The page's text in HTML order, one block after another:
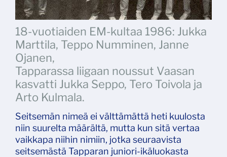
18-vuotiaiden EM-kultaa 1986: Jukka
Marttila, Teppo Numminen, Janne
Ojanen,
Tapparassa liigaan noussut Vaasan
kasvatti Jukka Seppo, Tero Toivola ja
Arto Kulmala.
Seitsemän nimeä ei välttämättä heti kuulosta
niin suurelta määrältä, mutta kun sitä vertaa
vaikkapa niihin nimiin, jotka seuraavista
seitsemästä Tapparan juniori-ikäluokasta